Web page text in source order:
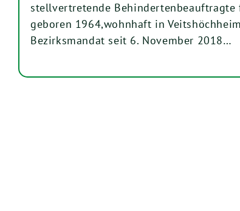
stellvertretende Behindertenbeauftragte
geboren 1964,wohnhaft in
Bezirksmandat seit 6. November 2018…